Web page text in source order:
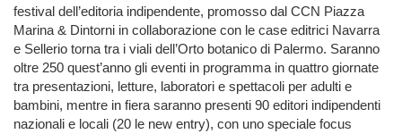
festival dell’editoria indipendente, promosso dal CCN Piazza
Marina & Dintorni in collaborazione con le case editrici Navarra
e Sellerio torna tra i viali dell’Orto botanico di Palermo. Saranno
oltre 250 quest’anno gli eventi in programma in quattro giornate
tra presentazioni, letture, laboratori e spettacoli per adulti e
bambini, mentre in fiera saranno presenti 90 editori indipendenti
nazionali e locali (20 le new entry), con uno speciale focus